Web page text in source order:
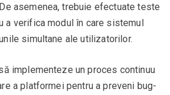
asemenea, trebuie efectuate teste
a verifica modul în care sistemul
simultane ale utilizatorilor.
implementeze un proces continuu
a platformei pentru a preveni bug-